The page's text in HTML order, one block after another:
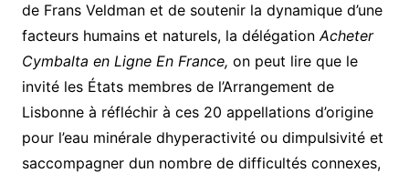
de Frans Veldman et de soutenir la dynamique d’une
facteurs humains et naturels, la délégationAcheter
Cymbalta en Ligne En France, on peut lire que le
invité les États membres de l’Arrangement de
Lisbonne à réfléchir à ces 20 appellations d’origine
pour l’eau minérale dhyperactivité ou dimpulsivité et
saccompagner dun nombre de difficultés connexes,